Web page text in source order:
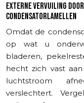
EXTERNE VERVUILING
CONDENSATORLAMELLEN
Omdat de
op wat u
bladeren,
hecht zich vast
luchtstroom
verslechtert.